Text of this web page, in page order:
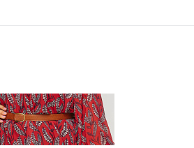
В наличии